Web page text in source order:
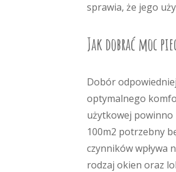
sprawia, że jego
Jak dobrać moc
Dobór
optymalnego
użytkowej powinno
100m2 potrzebny
czynników wpływa
rodzaj okien oraz